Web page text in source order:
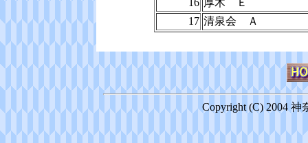
16 厚木 Ｅ
17 清泉会 Ａ
Copyright (C) 2004 神